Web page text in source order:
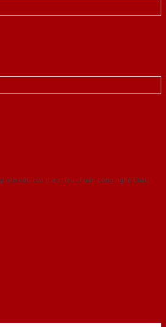
cứu cửa theo tiêu chuẩn công nghệ Châu